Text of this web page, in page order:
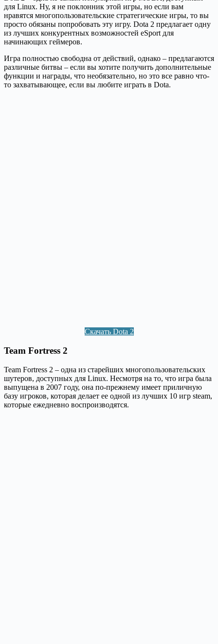
для Linux. Ну, я не поклонник этой игры, но если вам
нравятся многопользовательские стратегические игры, то вы
просто обязаны попробовать эту игру. Dota 2 предлагает одну
из лучших конкурентных возможностей eSport для
начинающих геймеров.
Игра полностью свободна от действий, однако – ​​предлагаются
различные битвы – если вы хотите получить дополнительные
функции и награды, что необязательно, но это все равно что-
то захватывающее, если вы любите играть в Dota.
Скачать Dota 2
Team Fortress 2
Team Fortress 2 – одна из старейших многопользовательских
шутеров, доступных для Linux. Несмотря на то, что игра была
выпущена в 2007 году, она по-прежнему имеет приличную
базу игроков, которая делает ее одной из лучших 10 игр steam,
которые ежедневно воспроизводятся.